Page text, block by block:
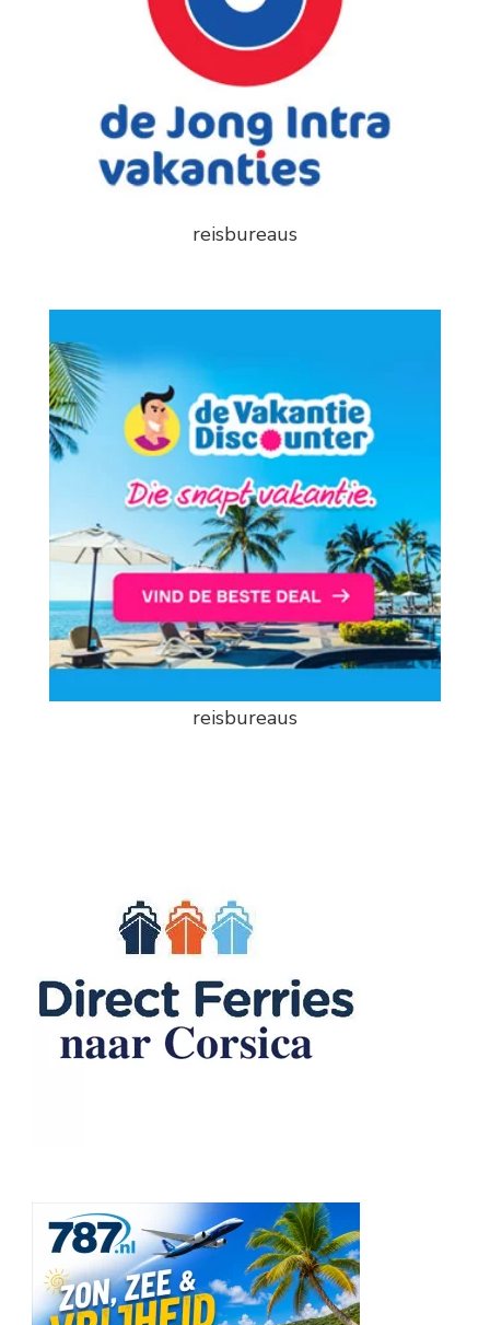
reisbureaus
reisbureaus